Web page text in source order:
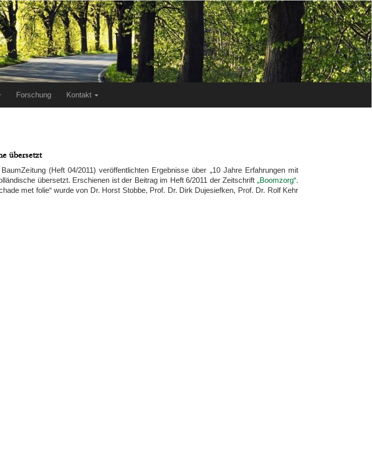
Forschung Kontakt
übersetzt
(Heft 04/2011) veröffentlichten Ergebnisse über „10 Jahre Erfahrungen mit
übersetzt. Erschienen ist der Beitrag im Heft 6/2011 der Zeitschrift „Boomzorg“.
met folie“ wurde von Dr. Horst Stobbe, Prof. Dr. Dirk Dujesiefken, Prof. Dr. Rolf Kehr